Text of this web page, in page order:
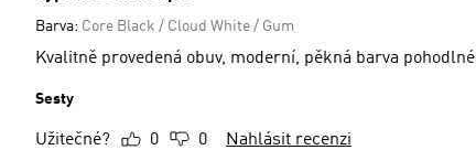
Barva: Core Black / Cloud White / Gum
Kvalitně provedená obuv, moderní, pěkná barva pohodlné
Sesty
Užitečné? 0 0 Nahlásit recenzi